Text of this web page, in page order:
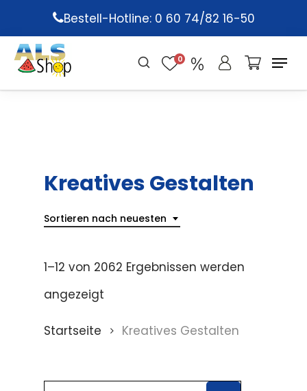
main
content
Bestell-Hotline: 0 60 74/82 16-50
0
Kreatives Gestalten
Sortieren nach neuesten
1–12 von 2062 Ergebnissen werden
angezeigt
Startseite Kreatives Gestalten